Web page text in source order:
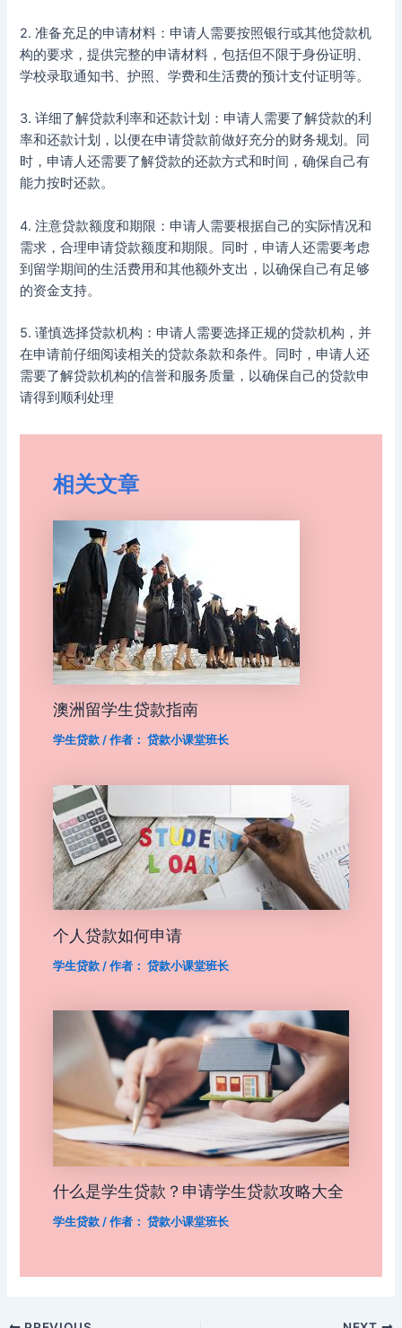
2. 准备充足的申请材料：申请人需要按照银行或其他贷款机
构的要求，提供完整的申请材料，包括但不限于身份证明、
学校录取通知书、护照、学费和生活费的预计支付证明等。
3. 详细了解贷款利率和还款计划：申请人需要了解贷款的利
率和还款计划，以便在申请贷款前做好充分的财务规划。同
时，申请人还需要了解贷款的还款方式和时间，确保自己有
能力按时还款。
4. 注意贷款额度和期限：申请人需要根据自己的实际情况和
需求，合理申请贷款额度和期限。同时，申请人还需要考虑
到留学期间的生活费用和其他额外支出，以确保自己有足够
的资金支持。
5. 谨慎选择贷款机构：申请人需要选择正规的贷款机构，并
在申请前仔细阅读相关的贷款条款和条件。同时，申请人还
需要了解贷款机构的信誉和服务质量，以确保自己的贷款申
请得到顺利处理
相关文章
澳洲留学生贷款指南
学生贷款/ 作者： 贷款小课堂班长
个人贷款如何申请
学生贷款/ 作者： 贷款小课堂班长
什么是学生贷款？申请学生贷款攻略大全
学生贷款/ 作者： 贷款小课堂班长